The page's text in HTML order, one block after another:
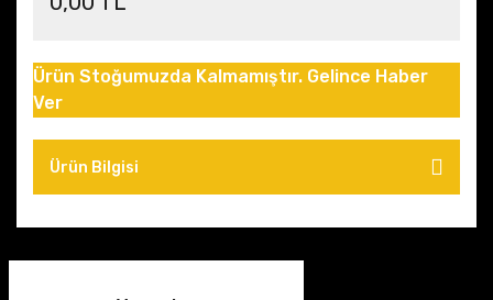
Ürün Stoğumuzda Kalmamıştır. Gelince Haber
Ver
Ürün Bilgisi